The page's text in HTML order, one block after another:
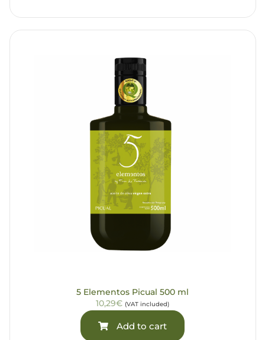
5 Elementos Picual 500 ml
10,29€ (VAT included)
Add to cart